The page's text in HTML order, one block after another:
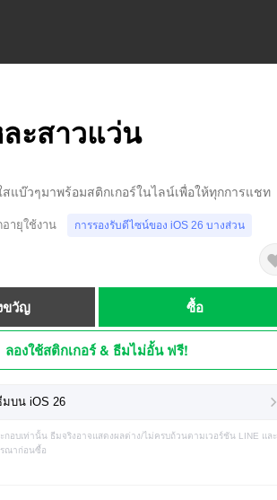
ะสาวแว่น
สแบ๊วๆมาพร้อมสติกเกอร์ในไลน์เพื่อให้ทุกการแชท
ายุใช้งาน การรองรับดีไซน์ของ iOS 26 บางส่วน
ขวัญ ซื้อ
ลองใช้สติกเกอร์ & ธีมไม่อั้น ฟรี!
มบน iOS 26
อบเท่านั้น ธีมจริงอาจแสดงผลต่าง/ไม่ครบถ้วนตามเวอร์ชัน LINE และ
รณาก่อนซื้อ